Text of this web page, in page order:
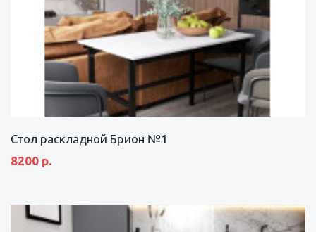
Стол раскладной Брион №1
8200 р.